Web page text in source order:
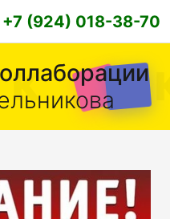
+7 (924) 018-38-70